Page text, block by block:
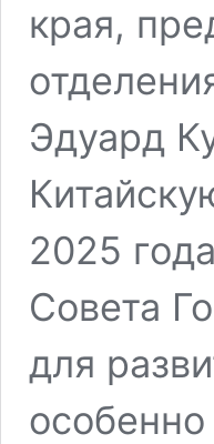
края,
Эдуард
2025
Совета
для